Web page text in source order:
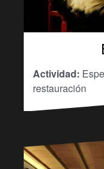
Actividad:
restauración